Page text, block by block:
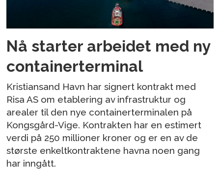
Nå starter arbeidet med ny
containerterminal
Kristiansand Havn har signert kontrakt med
Risa AS om etablering av infrastruktur og
arealer til den nye containerterminalen på
Kongsgård-Vige. Kontrakten har en estimert
verdi på 250 millioner kroner og er en av de
største enkeltkontraktene havna noen gang
har inngått.